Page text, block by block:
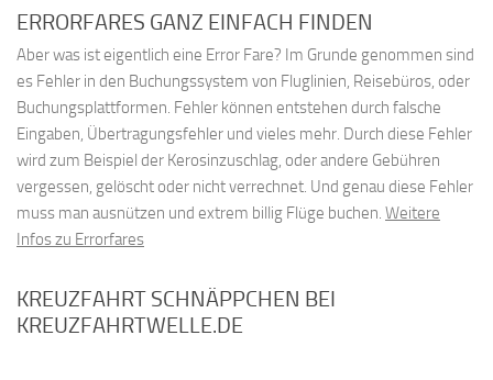
ERRORFARES GANZ EINFACH FINDEN
Aber was ist eigentlich eine Error Fare? Im Grunde genommen sind
es Fehler in den Buchungssystem von Fluglinien, Reisebüros, oder
Buchungsplattformen. Fehler können entstehen durch falsche
Eingaben, Übertragungsfehler und vieles mehr. Durch diese Fehler
wird zum Beispiel der Kerosinzuschlag, oder andere Gebühren
vergessen, gelöscht oder nicht verrechnet. Und genau diese Fehler
muss man ausnützen und extrem billig Flüge buchen. Weitere
Infos zu Errorfares
KREUZFAHRT SCHNÄPPCHEN BEI
KREUZFAHRTWELLE.DE